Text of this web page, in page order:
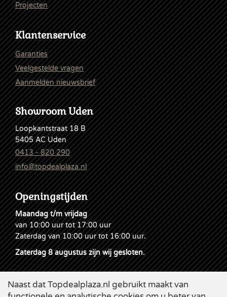
Projecten
Klantenservice
Garanties
Veelgestelde vragen
Aanmelden nieuwsbrief
Showroom Uden
Loopkantstraat 18 B
5405 AC Uden
0413 - 820 290
info@topdealplaza.nl
Openingstijden
Maandag t/m vrijdag
van 10:00 uur tot 17:00 uur
Zaterdag van 10:00 uur tot 16:00 uur.
Zaterdag 8 augustus zijn wij gesloten.
Naast dat Topdealplaza.nl gebruikt maakt van